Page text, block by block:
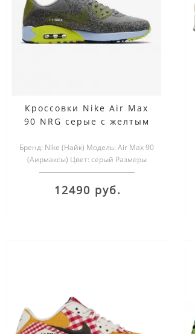
Кроссовки Nike Air Max
90 NRG серые с желтым
Бренд: Nike (Найк) Модель: Air Max 90
(Аирмаксы) Цвет: серый Размеры
обуви: мужские и женск..
12490 руб.